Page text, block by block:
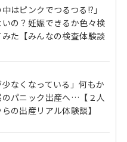
中はピンクでつるつる!?」
の？妊娠できるか色々検
た【みんなの検査体験談
少なくなっている」何もか
のパニック出産へ…【２人
の出産リアル体験談】